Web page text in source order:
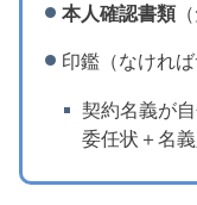
本人確認書類
印鑑（なければ
契約名義が
委任状＋名